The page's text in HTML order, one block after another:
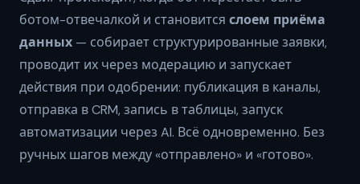
ботом-отвечалкой и становится слоем приёма
данных — собирает структурированные заявки,
проводит их через модерацию и запускает
действия при одобрении: публикация в каналы,
отправка в CRM, запись в таблицы, запуск
автоматизации через AI. Всё одновременно. Без
ручных шагов между «отправлено» и «готово».